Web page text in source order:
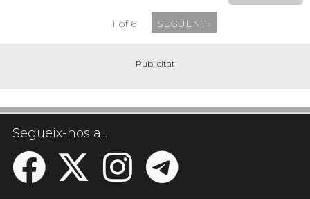
1 of 6 SEGÜENT ›
Segueix-nos a...